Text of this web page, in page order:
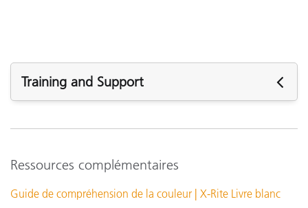
Training and Support
Ressources complémentaires
Guide de compréhension de la couleur | X-Rite Livre blanc